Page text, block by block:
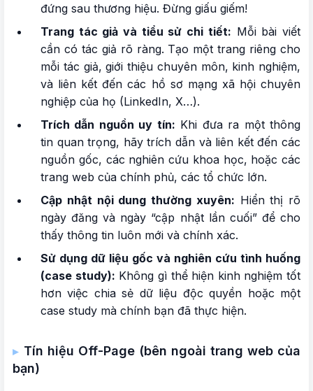
đứng sau thương hiệu. Đừng giấu giếm!
Trang tác giả và tiểu sử chi tiết: Mỗi bài viết
cần có tác giả rõ ràng. Tạo một trang riêng cho
mỗi tác giả, giới thiệu chuyên môn, kinh nghiệm,
và liên kết đến các hồ sơ mạng xã hội chuyên
nghiệp của họ (LinkedIn, X…).
Trích dẫn nguồn uy tín: Khi đưa ra một thông
tin quan trọng, hãy trích dẫn và liên kết đến các
nguồn gốc, các nghiên cứu khoa học, hoặc các
trang web của chính phủ, các tổ chức lớn.
Cập nhật nội dung thường xuyên: Hiển thị rõ
ngày đăng và ngày “cập nhật lần cuối” để cho
thấy thông tin luôn mới và chính xác.
Sử dụng dữ liệu gốc và nghiên cứu tình huống
(case study): Không gì thể hiện kinh nghiệm tốt
hơn việc chia sẻ dữ liệu độc quyền hoặc một
case study mà chính bạn đã thực hiện.
Tín hiệu Off-Page (bên ngoài trang web của
bạn)